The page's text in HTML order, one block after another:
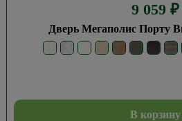
9 059 ₽
Дверь Мегаполис Порту
В корзину